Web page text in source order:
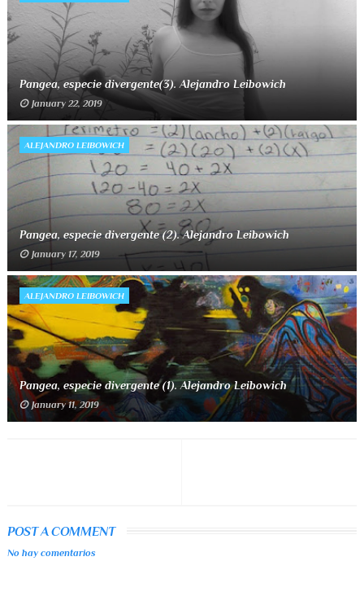
Pangea, especie divergente(3). Alejandro Leibowich
January 22, 2019
ALEJANDRO LEIBOWICH
Pangea, especie divergente (2). Alejandro Leibowich
January 17, 2019
ALEJANDRO LEIBOWICH
Pangea, especie divergente (1). Alejandro Leibowich
January 11, 2019
POST A COMMENT
No hay comentarios